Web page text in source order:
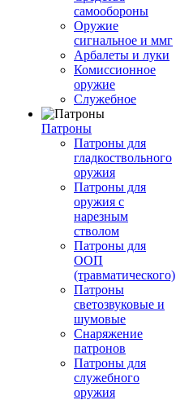
самообороны
Оружие
сигнальное и ммг
Арбалеты и луки
Комиссионное
оружие
Служебное
Патроны
Патроны для
гладкоствольного
оружия
Патроны для
оружия с
нарезным
стволом
Патроны для
ООП
(травматического)
Патроны
светозвуковые и
шумовые
Снаряжение
патронов
Патроны для
служебного
оружия